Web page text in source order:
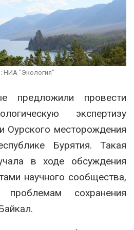
НИА "Экология"
предложили провести
экспертизу
Оурского месторождения
Бурятия. Такая
в ходе обсуждения
научного сообщества,
сохранения